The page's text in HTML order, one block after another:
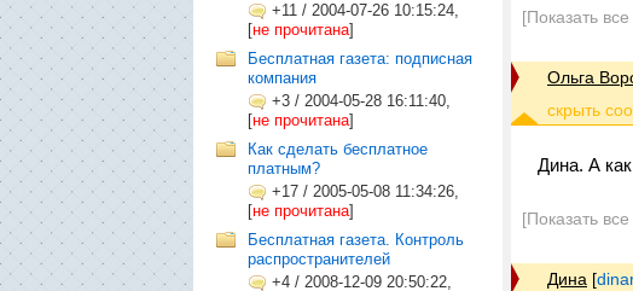
+11 / 2004-07-26 10:15:24,
[не прочитана]
Бесплатная газета: подписная
компания
+3 / 2004-05-28 16:11:40,
[не прочитана]
Как сделать бесплатное
платным?
+17 / 2005-05-08 11:34:26,
[не прочитана]
Бесплатная газета. Контроль
распространителей
+4 / 2008-12-09 20:50:22,
[Показать
Ольга
Дина. А
[Показать
Дина [